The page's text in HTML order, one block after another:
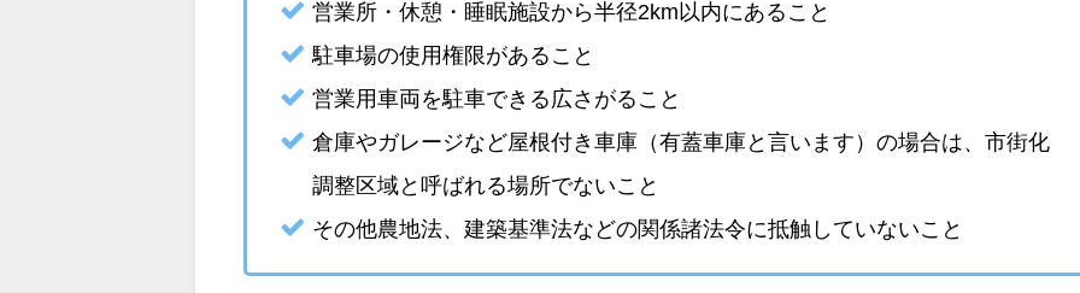
営業所・休憩・睡眠施設から半径2km以内にあること
駐車場の使用権限があること
営業用車両を駐車できる広さがること
倉庫やガレージなど屋根付き車庫（有蓋車庫と言います）の場合は、市街化
調整区域と呼ばれる場所でないこと
その他農地法、建築基準法などの関係諸法令に抵触していないこと